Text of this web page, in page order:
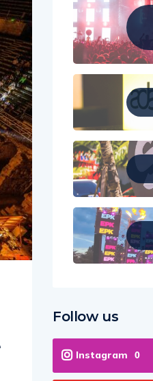
Follow us
Instagram 0